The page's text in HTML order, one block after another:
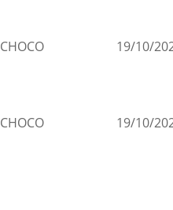
CHOCO 19/10/
CHOCO 19/10/